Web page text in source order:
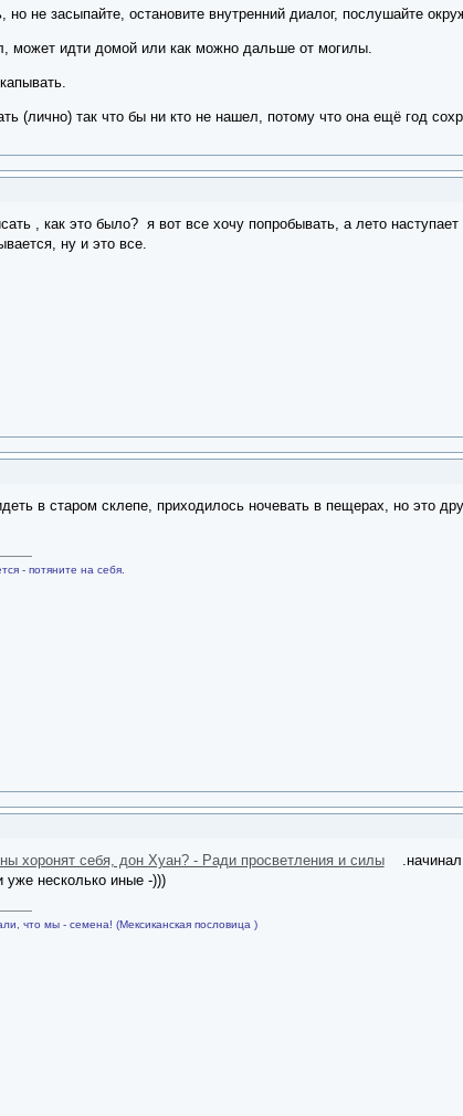
но не засыпайте, остановите внутренний диалог, послушайте
может идти домой или как можно дальше от могилы.
(лично) так что бы ни кто не нашел, потому что она ещё год
, как это было? я вот все хочу попробывать, а лето
ну и это все.
в старом склепе, приходилось ночевать в пещерах, но это
- потяните на себя.
хоронят себя, дон Хуан? - Ради просветления и силы.начинал
несколько иные -)))
что мы - семена! (Мексиканская пословица )